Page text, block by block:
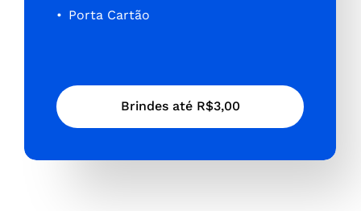
Porta Cartão
Brindes até R$3,00